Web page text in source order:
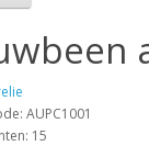
AUPC1001
15